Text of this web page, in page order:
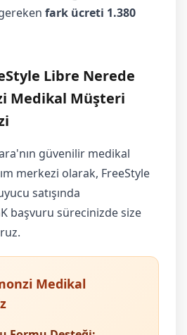
fark ücreti 1.380
Libre Nerede
Medikal Müşteri
güvenilir medikal
merkezi olarak, FreeStyle
satışında
başvuru sürecinizde size
Medikal